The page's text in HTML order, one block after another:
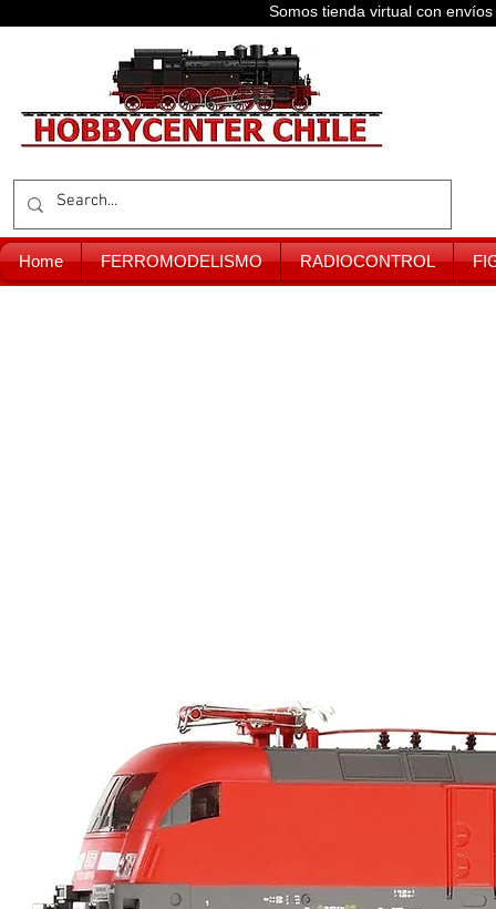
Somos tienda virtual con
Home FERROMODELISMO RADIOCONTROL